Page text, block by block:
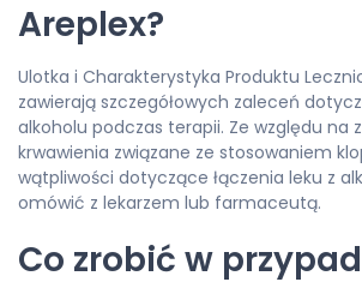
Areplex?
Ulotka i Charakterystyka Produktu
zawierają szczegółowych zaleceń
alkoholu podczas terapii. Ze względu na
krwawienia związane ze stosowaniem
wątpliwości dotyczące łączenia leku z
omówić z lekarzem lub farmaceutą.
Co zrobić w